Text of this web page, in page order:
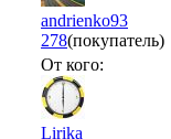
andrienko93
278(покупатель)
От кого:
Lirika